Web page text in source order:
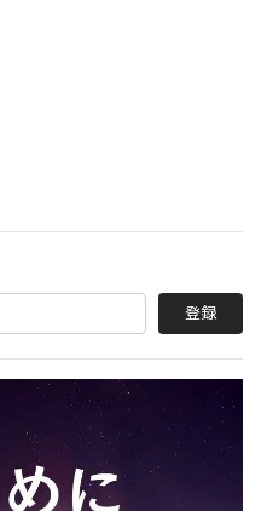
登録